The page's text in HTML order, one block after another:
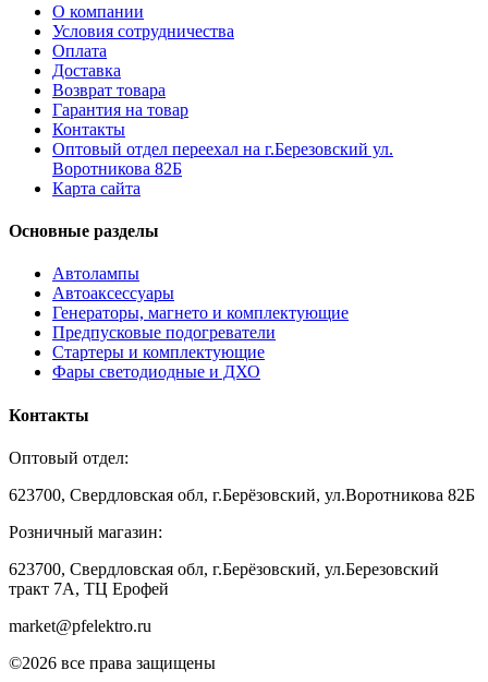
О компании
Условия сотрудничества
Оплата
Доставка
Возврат товара
Гарантия на товар
Контакты
Оптовый отдел переехал на г.Березовский ул.
Воротникова 82Б
Карта сайта
Основные разделы
Автолампы
Автоаксессуары
Генераторы, магнето и комплектующие
Предпусковые подогреватели
Стартеры и комплектующие
Фары светодиодные и ДХО
Контакты
Оптовый отдел:
623700, Свердловская обл, г.Берёзовский, ул.Воротникова 82Б
Розничный магазин:
623700, Свердловская обл, г.Берёзовский, ул.Березовский
тракт 7А, ТЦ Ерофей
market@pfelektro.ru
©2026 все права защищены